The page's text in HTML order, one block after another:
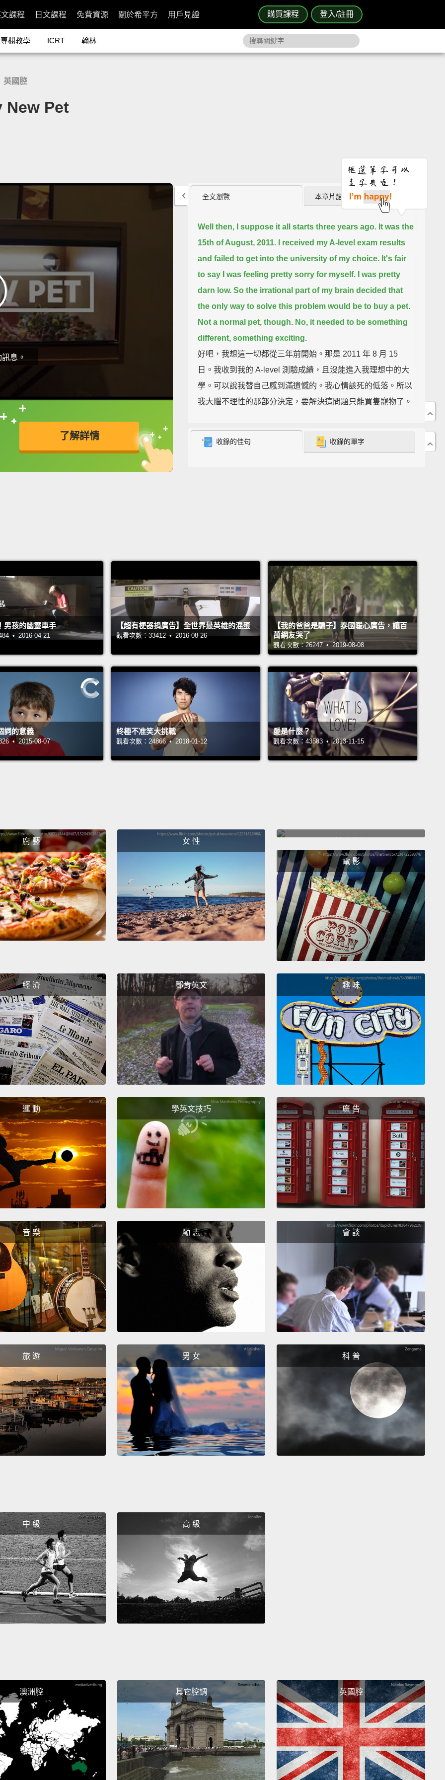
購買課程 登入/註冊
課程 日文課程 免費資源 關於希平方 用戶見證
專欄教學 ICRT 翰林
英國腔
New Pet
息。
了解詳情
接查字典喔！
英
全文瀏覽 本章片語 (6)
Well then, I suppose it all starts three years ago. It was the
15th of August, 2011.
I received my A-level exam results
and failed to get into the university of my choice. It's fair
to say I was feeling pretty sorry for myself. I was pretty
darn low. So the irrational part of my brain decided that
the only way to solve this problem would be to buy a pet.
Not a normal pet, though. No, it needed to be something
different, something exciting.
好吧，我想這一切都從三年前開始。那是 2011 年 8 月 15
日。我收到我的 A-level 測驗成績，且沒能進入我理想中的大
學。可以說我替自己感到滿遺憾的。我心情該死的低落。所以
我大腦不理性的那部分決定，要解決這問題只能買隻寵物了。
傢伙、一個令人興奮的傢伙。
於是我上網並做了點研究，然後遇見這個： 一隻髭頰蜥。牠太
完美了。我拜訪我家附近的寵物店，瞄準爬蟲動物區，然後恰
恰找到我正在找的東西。我付了錢－－二十五鎊五十便士，二
十五鎊買蜥蜴，五十便士買剩下的一袋木屑。把盒子用安全帶
扣在副駕駛座上，不敢往裡面瞥一眼，然後回家。
I always remember that moment placing the box on my
desk and opening it up. It was glorious. He was perfect. I
Over the next two years, a beautiful
relationship blossomed between me and Sid. We did
everything together. We went everywhere together. We
were like two peas in a pod.
However, inevitably, the day came back around when I
had to resit my exams for university. By the grace of god,
this time I passed, meaning that I would be off to
university, and Sid...
Well, Sid would have to go. He was
given away to a loving family, whom I'm sure provided him
the level of love and affection that we had shared over the
past two years.
But still, it was a sad day.
不過，無可避免地，我必須重新參加我的大學考試的那天回來
而喜德... 嗯，喜德得離開。他被送給一個慈愛的家庭，我相信
他們會給予他我們過去兩年來共享那種程度的愛和感情。但儘
管如此，那還是個悲傷的日子。
I think about him sometimes. I wonder whether he thinks
about me, longing for the days that we used to spend
together.
And then the realization hits me that he is just a
dragon luxury with a fancy cage,
a warm heat lamp, and
all the carrots and cucumber he can eat.
我有時會想他。我想知道他是否想我，想望著過去我們混在一
起的那些日子。然後我領悟到他只是隻蜥蜴，而且過著蜥蜴的
奢華生活他搞不好更開心，有一個高級的籠子、溫暖的聚熱
燈，還有所有隨他吃的胡蘿蔔和小黃瓜。
After that, things were never the same. I felt empty inside.
A relationship between a man and a reptile was
something that can't be matched.
fill the void.
Internet, searching, scouring the web for a new soul mate.
I was looking for something mean, exciting, impressive,
thrilling, a life-long companion,
and then, suddenly, I
found the perfect match.
人和一隻爬蟲類動物的關係是一件無可比擬的事。我猜我需要
填補那空虛的感覺。於是我又再次踏上漫遊網路的旅程，查
詢、在網上四處尋找新的靈魂伴侶。我在找某個出色、令人激
動、令人印象深刻、令人興奮的，一個一輩子的夥伴，然後，
剎那間，我找到完美的配對。
So without further ado, I'd like to introduce you to Herbert.
Herbert is a tortoise at a ripe old age of one and he is a
two World Wars. He didn't do anything, but he was there
nonetheless.
廢話不多說，容我介紹你「赫伯特」。赫伯特是隻已屆「一
歲」高齡的烏龜，而他可是個超殺的傢伙。你知道一隻烏龜擁
有和人類相同的壽命嗎？而且有時候，可以活長達 150 年？那
代表赫伯特的老爸經歷過兩次世界大戰。他啥也沒做，但無論
如何他就是在那。
so he likes grass, ferns, flowers, tree leaves, and fruit. But
his favorite thing ever is a dandelion. Herbert loves
dandelions.
We keep this for a special treat.
小赫伯特只是隻寶寶，但遲早，他會長得更大。在成年的尺
寸，他的身長約會是 280 毫米，重量約 2.5 公斤。他是隻草食
性動物，所以他喜歡草、蕨類、花、樹葉，還有水果。但他最
收錄的佳句 收錄的單字
男孩的幽靈車手
• 2016-04-21
【超有梗器捐廣告】全世界最英雄的混蛋
觀看次數：33412 • 2016-08-26
【我的爸爸是騙子】泰國暖心廣告，讓百
萬網友哭了
觀看次數：26247 • 2019-08-08
詞的意義
• 2015-08-07
終極不准笑大挑戰
觀看次數：24866 • 2018-01-12
愛是什麼？
觀看次數：43583 • 2013-11-15
廚 藝 女 性
電 影
經 濟 鄧肯英文 趣 味
運 動 學英文技巧 廣 告
音 樂 勵 志 會 談
旅 遊 男 女 科 普
中 級 高 級
澳洲腔 其它腔調 英國腔